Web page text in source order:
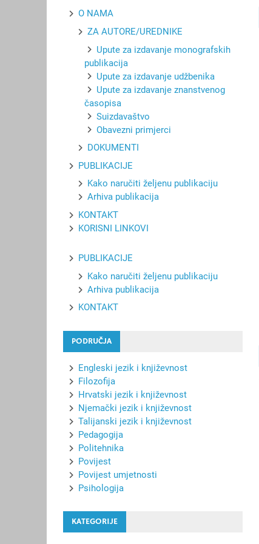
O NAMA
ZA AUTORE/UREDNIKE
Upute za izdavanje monografskih
publikacija
Upute za izdavanje udžbenika
Upute za izdavanje znanstvenog
časopisa
Suizdavaštvo
Obavezni primjerci
DOKUMENTI
PUBLIKACIJE
Kako naručiti željenu publikaciju
Arhiva publikacija
KONTAKT
KORISNI LINKOVI
PUBLIKACIJE
Kako naručiti željenu publikaciju
Arhiva publikacija
KONTAKT
PODRUČJA
Engleski jezik i književnost
Filozofija
Hrvatski jezik i književnost
Njemački jezik i književnost
Talijanski jezik i književnost
Pedagogija
Politehnika
Povijest
Povijest umjetnosti
Psihologija
KATEGORIJE